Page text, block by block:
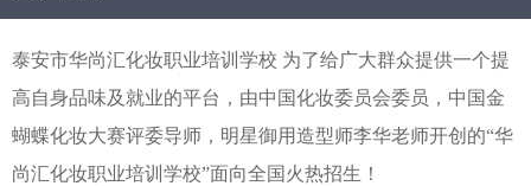
泰安市华尚汇化妆职业培训学校 为了给广大群众提供一个提
高自身品味及就业的平台，由中国化妆委员会委员，中国金
蝴蝶化妆大赛评委导师，明星御用造型师李华老师开创的“华
尚汇化妆职业培训学校”面向全国火热招生！